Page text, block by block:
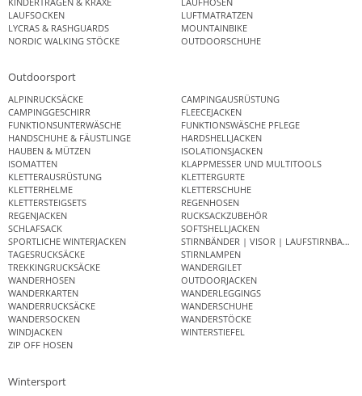
LAUFSOCKEN
LUFTMATRATZEN
LYCRAS & RASHGUARDS
MOUNTAINBIKE
NORDIC WALKING STÖCKE
OUTDOORSCHUHE
Outdoorsport
ALPINRUCKSÄCKE
CAMPINGAUSRÜSTUNG
CAMPINGGESCHIRR
FLEECEJACKEN
FUNKTIONSUNTERWÄSCHE
FUNKTIONSWÄSCHE PFLEGE
HANDSCHUHE & FÄUSTLINGE
HARDSHELLJACKEN
HAUBEN & MÜTZEN
ISOLATIONSJACKEN
ISOMATTEN
KLAPPMESSER UND MULTITOOLS
KLETTERAUSRÜSTUNG
KLETTERGURTE
KLETTERHELME
KLETTERSCHUHE
KLETTERSTEIGSETS
REGENHOSEN
REGENJACKEN
RUCKSACKZUBEHÖR
SCHLAFSACK
SOFTSHELLJACKEN
SPORTLICHE WINTERJACKEN
STIRNBÄNDER | VISOR | LAUFSTIRNBAND
TAGESRUCKSÄCKE
STIRNLAMPEN
TREKKINGRUCKSÄCKE
WANDERGILET
WANDERHOSEN
OUTDOORJACKEN
WANDERKARTEN
WANDERLEGGINGS
WANDERRUCKSÄCKE
WANDERSCHUHE
WANDERSOCKEN
WANDERSTÖCKE
WINDJACKEN
WINTERSTIEFEL
ZIP OFF HOSEN
Wintersport